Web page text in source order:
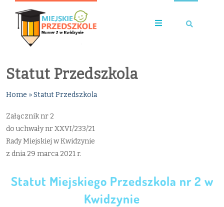
Statut Przedszkola
Home »Statut Przedszkola
Załącznik nr 2
do uchwały nr XXVI/233/21
Rady Miejskiej w Kwidzynie
z dnia 29 marca 2021 r.
Statut Miejskiego Przedszkola nr 2 w
Kwidzynie